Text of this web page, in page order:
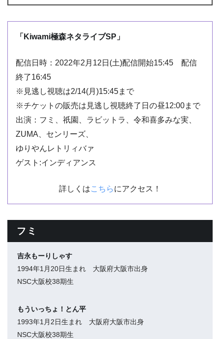
「Kiwami極森ネタライブSP」
配信日時：2022年2月12日(土)配信開始15:45 配信
終了16:45
※見逃し視聴は2/14(月)15:45まで
※チケットの販売は見逃し視聴終了日の昼12:00まで
出演：フミ、祇園、ラビットラ、令和喜多みな実、
ZUMA、センリーズ、
ゆりやんレトリィバァ
ゲスト:インディアンス
詳しくはこちらにアクセス！
フミ
吉永もーりしゃす
1994年1月20日生まれ 大阪府大阪市出身
NSC大阪校38期生
もういっちょ！とん平
1993年1月2日生まれ 大阪府大阪市出身
NSC大阪校38期生